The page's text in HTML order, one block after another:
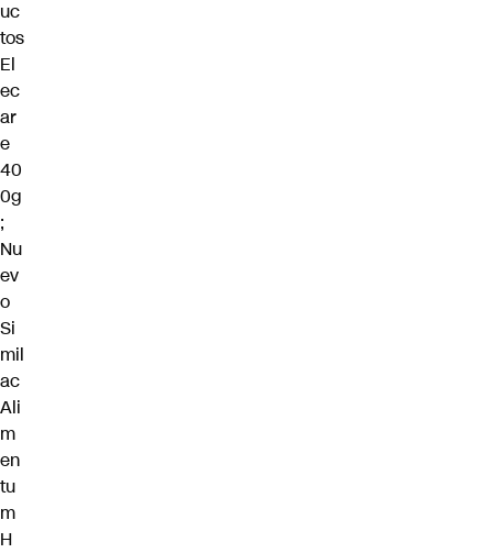
uc
tos
El
ec
ar
e
40
0g
;
Nu
ev
o
Si
mil
ac
Ali
m
en
tu
m
H